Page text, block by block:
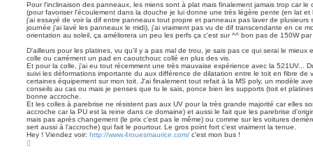
Pour l'inclinaison des panneaux, les miens sont à plat mais finalement jamais trop car
(pour favoriser l'écoulement dans la douche je lui donne une très légère pente (en lat
j'ai essayé de voir la dif entre panneaux tout propre et panneaux pas laver de plusieurs
journée j'ai lavé les panneaux le midi), j'ai vraiment pas vu de dif transcendante en ce
orientation au soleil, ça améliorera un peu les perfs ça c'est sur ^^ bon pas de 150W
D'ailleurs pour les platines, vu qu'il y a pas mal de trou, je sais pas ce qui serai le mieux
colle ou carrément un pad en caoutchouc collé en plus des vis.
Et pour la colle, j'ai eu tout récemment une très mauvaise expérience avec la 521UV...
suivi les déformations importante du aux différence de dilatation entre le toit en fibre de
certaines équipement sur mon toit. J'ai finalement tout refait à la MS poly, un modèle
conseils au cas ou mais je penses que tu le sais, ponce bien les supports (toit et
bonne accroche.
Et les colles à parebrise ne résistent pas aux UV pour la très grande majorité car elles
accroche car la PU est la reine dans ce domaine) et aussi le fait que les parebrise
mais pas après changement (le prix c'est pas le même) ou comme sur les voitures
sert aussi à l'accroche) qui fait le pourtour. Le gros point fort c'est vraiment la tenue.
Hey ! Viendez voir: http://www.4rouesmaurice.com/ c'est mon bus !